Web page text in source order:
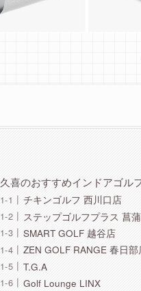
久喜のおすすめインドアゴル
チキンゴルフ 西川口店
ステップゴルフプラス 菖
SMART GOLF 越谷店
ZEN GOLF RANGE 春日部
T.G.A
Golf Lounge LINX